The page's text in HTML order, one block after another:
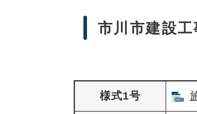
市川市建設
様式1号